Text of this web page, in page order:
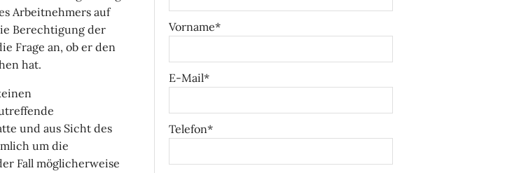
Arbeitnehmers auf
Berechtigung der
Frage an, ob er den
hat.
und aus Sicht des
um die
Fall möglicherweise
Vorname*
E-Mail*
Telefon*